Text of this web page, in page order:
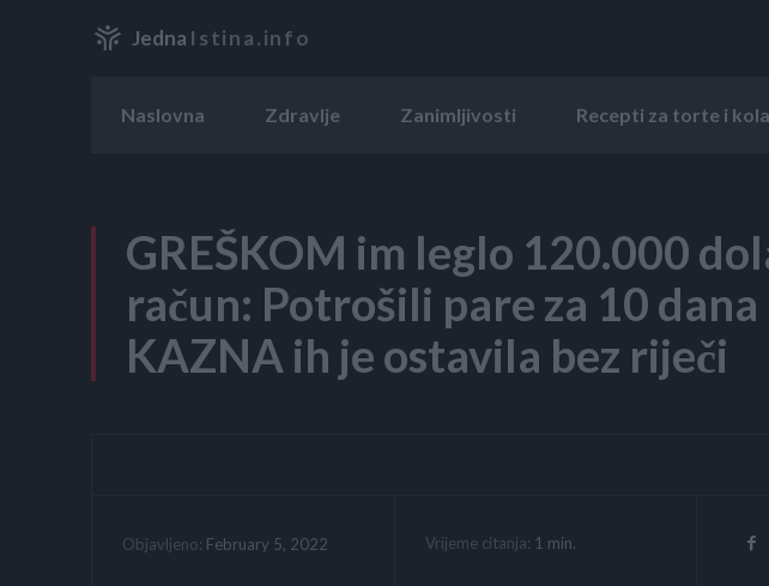
Jedna Istina.info
Naslovna Zdravlje Zanimljivosti Recepti za torte i
GREŠKOM im leglo 120.000
račun: Potrošili pare za 10 dana
KAZNA ih je ostavila bez riječi
Objavljeno: February 5, 2022 Vrijeme citanja: 1 min.